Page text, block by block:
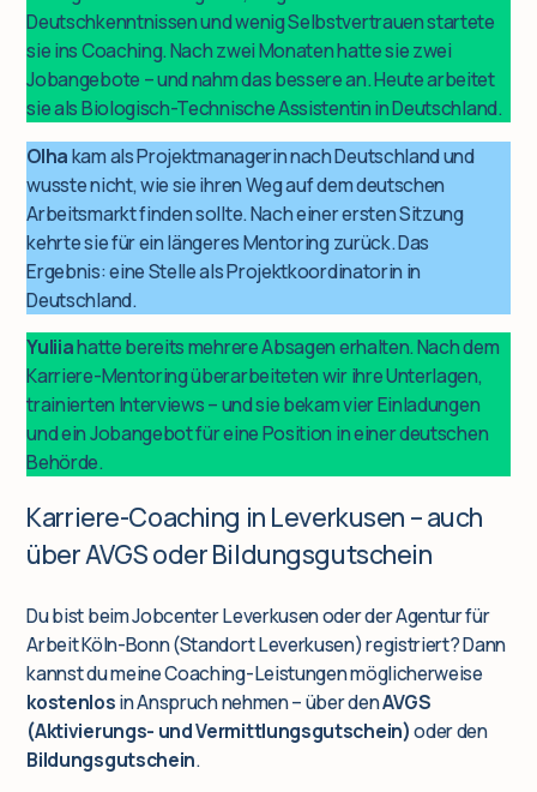
Deutschkenntnissen und wenig Selbstvertrauen startete
sie ins Coaching. Nach zwei Monaten hatte sie zwei
Jobangebote – und nahm das bessere an. Heute arbeitet
sie als Biologisch-Technische Assistentin in Deutschland.
Olhakam als Projektmanagerin nach Deutschland und
wusste nicht, wie sie ihren Weg auf dem deutschen
Arbeitsmarkt finden sollte. Nach einer ersten Sitzung
kehrte sie für ein längeres Mentoring zurück. Das
Ergebnis: eine Stelle als Projektkoordinatorin in
Deutschland.
Yuliiahatte bereits mehrere Absagen erhalten. Nach dem
Karriere-Mentoring überarbeiteten wir ihre Unterlagen,
trainierten Interviews – und sie bekam vier Einladungen
und ein Jobangebot für eine Position in einer deutschen
Behörde.
Karriere-Coaching in Leverkusen – auch
über AVGS oder Bildungsgutschein
Du bist beim Jobcenter Leverkusen oder der Agentur für
Arbeit Köln-Bonn (Standort Leverkusen) registriert? Dann
kannst du meine Coaching-Leistungen möglicherweise
kostenlosin Anspruch nehmen – über denAVGS
(Aktivierungs- und Vermittlungsgutschein)oder den
Bildungsgutschein.